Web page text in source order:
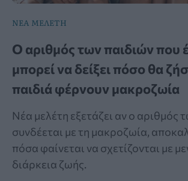
ΝΕΑ ΜΕΛΕΤΗ
Ο αριθμός των παιδιών που
μπορεί να δείξει πόσο θα
παιδιά φέρνουν μακροζωία
Νέα μελέτη εξετάζει αν ο αριθμός
συνδέεται με τη μακροζωία,
πόσα φαίνεται να σχετίζονται με
διάρκεια ζωής.